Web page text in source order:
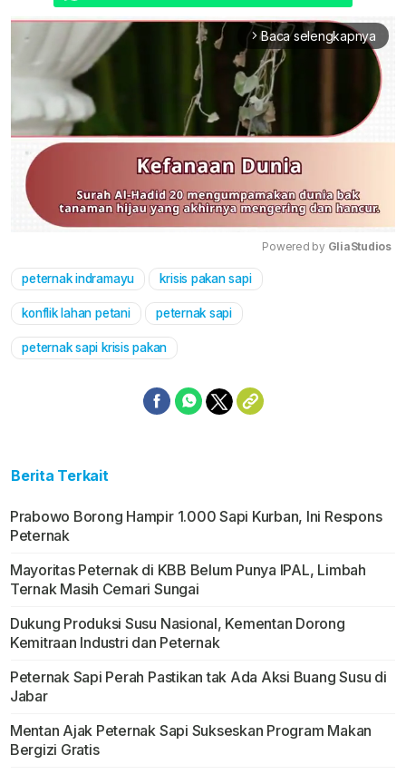
arrow_forward_ios Baca selengkapnya
Powered by GliaStudios
peternak indramayu krisis pakan sapi
konflik lahan petani peternak sapi
peternak sapi krisis pakan
Berita Terkait
Prabowo Borong Hampir 1.000 Sapi Kurban, Ini Respons
Peternak
Mayoritas Peternak di KBB Belum Punya IPAL, Limbah
Ternak Masih Cemari Sungai
Dukung Produksi Susu Nasional, Kementan Dorong
Kemitraan Industri dan Peternak
Peternak Sapi Perah Pastikan tak Ada Aksi Buang Susu di
Jabar
Mentan Ajak Peternak Sapi Sukseskan Program Makan
Bergizi Gratis